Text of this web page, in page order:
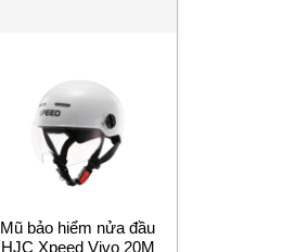
Mũ bảo hiểm nửa đầu
HJC Xpeed Vivo 20M